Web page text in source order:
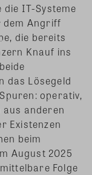
die IT-Systeme
dem Angriff
die bereits
Knauf ins
das Lösegeld
operativ,
anderen
Existenzen
beim
August 2025
Folge